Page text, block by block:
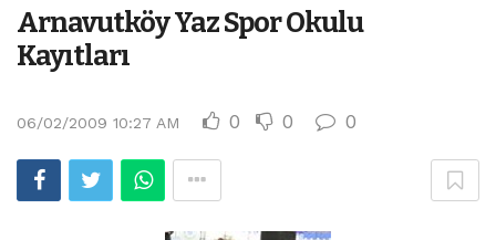
Arnavutköy Yaz Spor Okulu
Kayıtları
06/02/2009 10:27 AM 0 0 0